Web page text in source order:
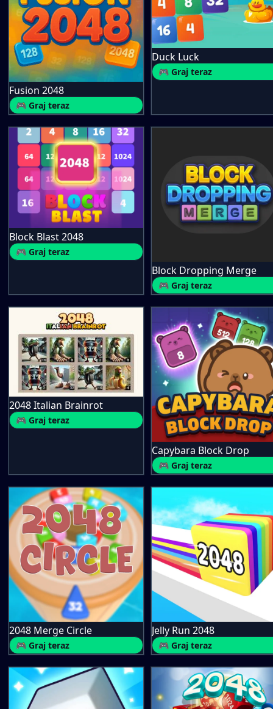
Fusion 2048
🎮 Graj teraz
Duck Luck
🎮 Graj teraz
Block Blast 2048
🎮 Graj teraz
Block Dropping Merge
🎮 Graj teraz
2048 Italian Brainrot
🎮 Graj teraz
Capybara Block Drop
🎮 Graj teraz
2048 Merge Circle
🎮 Graj teraz
Jelly Run 2048
🎮 Graj teraz